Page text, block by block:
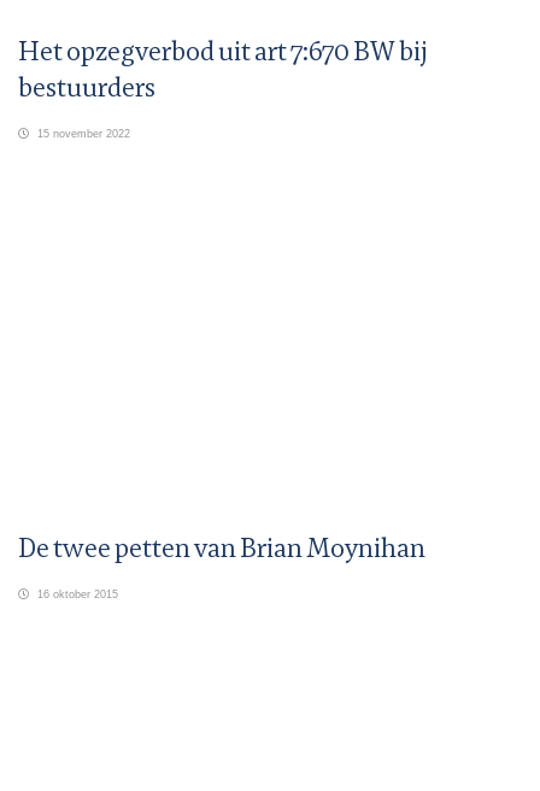
Het opzegverbod uit art 7:670 BW bij
bestuurders
15 november 2022
De twee petten van Brian Moynihan
16 oktober 2015